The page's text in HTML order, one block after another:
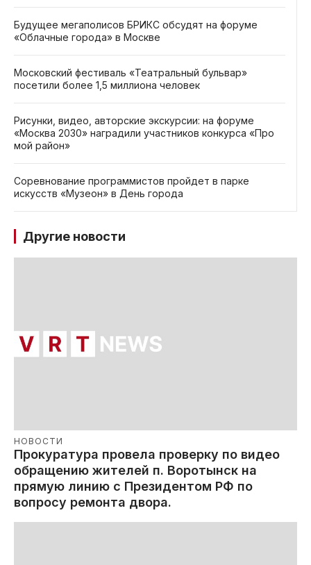
Будущее мегаполисов БРИКС обсудят на форуме
«Облачные города» в Москве
Московский фестиваль «Театральный бульвар»
посетили более 1,5 миллиона человек
Рисунки, видео, авторские экскурсии: на форуме
«Москва 2030» наградили участников конкурса «Про
мой район»
Соревнование программистов пройдет в парке
искусств «Музеон» в День города
Другие новости
НОВОСТИ
Прокуратура провела проверку по видео
обращению жителей п. Воротынск на
прямую линию с Президентом РФ по
вопросу ремонта двора.